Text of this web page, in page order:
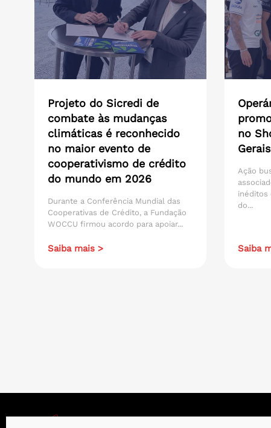
Projeto do Sicredi de
combate às mudanças
climáticas é reconhecido
no maior evento de
cooperativismo de crédito
do mundo em 2026
Durante a Conferência Mundial das
Cooperativas de Crédito, a Fundação
WOCCU firmou acordo para apoiar...
Saiba mais >
no
Gerais
Ação
inéditos
do...
Saiba